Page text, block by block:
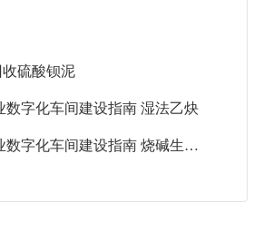
收硫酸钡泥
数字化车间建设指南 湿法乙炔
T/CCASC 0053-2025 氯碱工业数字化车间建设指南 烧碱生产 浓缩与固碱加工